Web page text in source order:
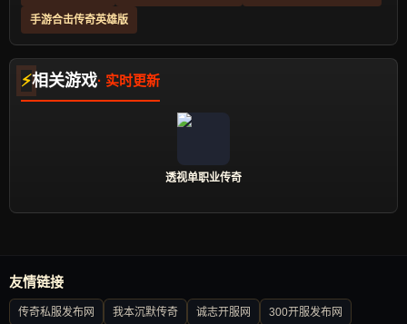
手游合击传奇英雄版
相关游戏
透视单职业传奇
友情链接
传奇私服发布网 我本沉默传奇 诚志开服网 300开服发布网